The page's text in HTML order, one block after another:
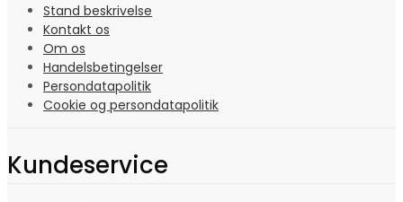
Stand beskrivelse
Kontakt os
Om os
Handelsbetingelser
Persondatapolitik
Cookie og persondatapolitik
Kundeservice